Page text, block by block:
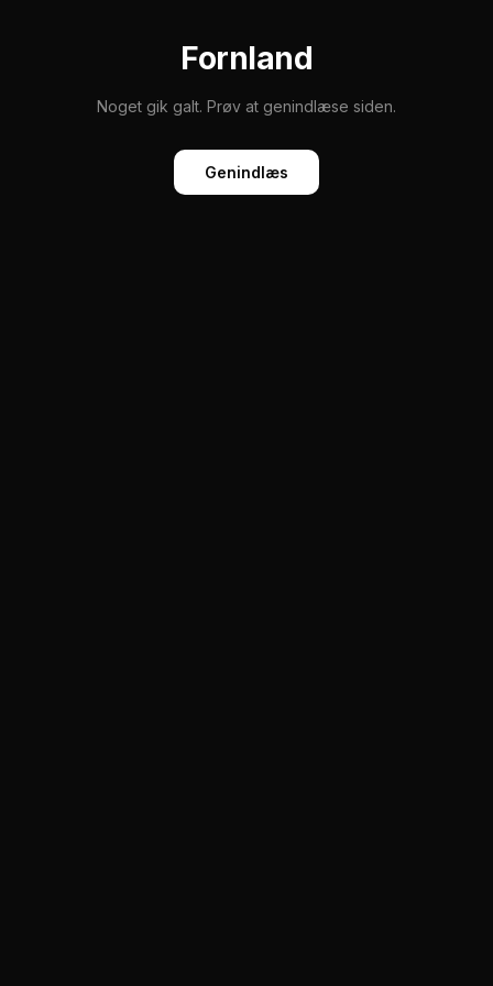
Fornland
Noget gik galt. Prøv at genindlæse siden.
Genindlæs